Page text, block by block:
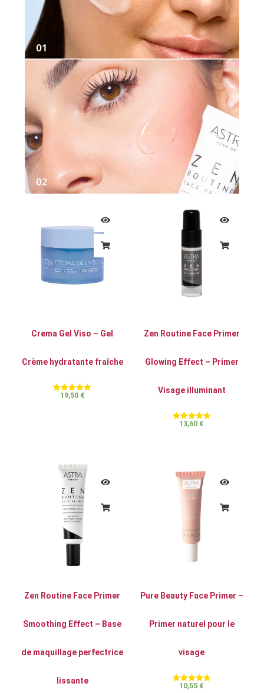
Crema Gel Viso – Gel
Crème hydratante fraîche
Note
19,50 €
Zen Routine Face Primer
Glowing Effect – Primer
Visage illuminant
Note
13,60 €
Zen Routine Face Primer
Smoothing Effect – Base
de maquillage perfectrice
lissante
Pure Beauty Face Primer –
Primer naturel pour le
visage
Note
10,55 €